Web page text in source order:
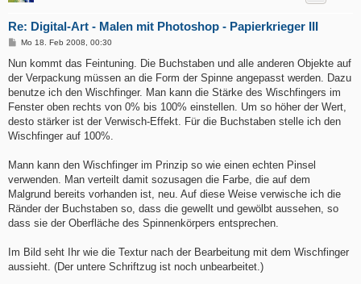
Re: Digital-Art - Malen mit Photoshop - Papierkrieger III
B
r
a
Mo 18. Feb 2008, 00:30
Nun kommt das Feintuning. Die Buchstaben und alle anderen Objekte auf
der Verpackung müssen an die Form der Spinne angepasst werden. Dazu
benutze ich den Wischfinger. Man kann die Stärke des Wischfingers im
Fenster oben rechts von 0% bis 100% einstellen. Um so höher der Wert,
desto stärker ist der Verwisch-Effekt. Für die Buchstaben stelle ich den
Wischfinger auf 100%.
Mann kann den Wischfinger im Prinzip so wie einen echten Pinsel
verwenden. Man verteilt damit sozusagen die Farbe, die auf dem
Malgrund bereits vorhanden ist, neu. Auf diese Weise verwische ich die
Ränder der Buchstaben so, dass die gewellt und gewölbt aussehen, so
dass sie der Oberfläche des Spinnenkörpers entsprechen.
Im Bild seht Ihr wie die Textur nach der Bearbeitung mit dem Wischfinger
aussieht. (Der untere Schriftzug ist noch unbearbeitet.)